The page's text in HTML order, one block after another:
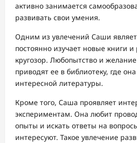
активно занимается
развивать свои умения.
Одним из увлечений Саши
постоянно изучает новые книги
кругозор. Любопытство и
приводят ее в библиотеку, где
интересной литературы.
Кроме того, Саша проявляет
экспериментам. Она любит
опыты и искать ответы на
интересуют. Такое увлечение